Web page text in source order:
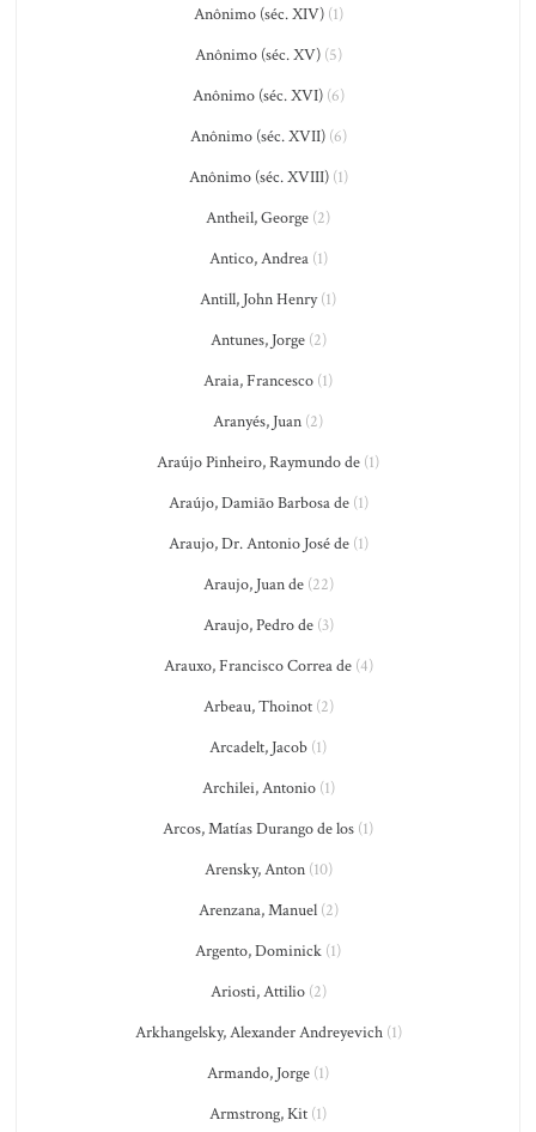
Anônimo (séc. XIV)(1)
Anônimo (séc. XV)(5)
Anônimo (séc. XVI)(6)
Anônimo (séc. XVII)(6)
Anônimo (séc. XVIII)(1)
Antheil, George (2)
Antico, Andrea(1)
Antill, John Henry(1)
Antunes, Jorge(2)
Araia, Francesco (1)
Aranyés, Juan (2)
Araújo Pinheiro, Raymundo de (1)
Araújo, Damião Barbosa de(1)
Araujo, Dr. Antonio José de(1)
Araujo, Juan de(22)
Araujo, Pedro de(3)
Arauxo, Francisco Correa de(4)
Arbeau, Thoinot(2)
Arcadelt, Jacob (1)
Archilei, Antonio(1)
Arcos, Matías Durango de los (1)
Arensky, Anton(10)
Arenzana, Manuel(2)
Argento, Dominick (1)
Ariosti, Attilio(2)
Arkhangelsky, Alexander Andreyevich(1)
Armando, Jorge (1)
Armstrong, Kit (1)